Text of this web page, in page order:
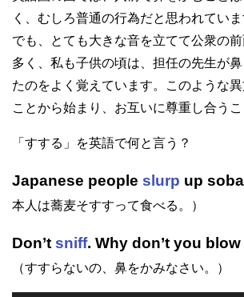
く、むしろ普通の行為だと思われてい
でも、とても大きな音を立てて公衆の
多く、私も子供の頃は、担任の先生が
たのをよく覚えています。このような
ことから始まり、お互いに尊重し合うこ
「すする」を英語で何と言う？
Japanese people slurp up
本人は蕎麦そすすって食べる。）
Don’t sniff. Why don’t you
（すすらないの、鼻をかみなさい。）